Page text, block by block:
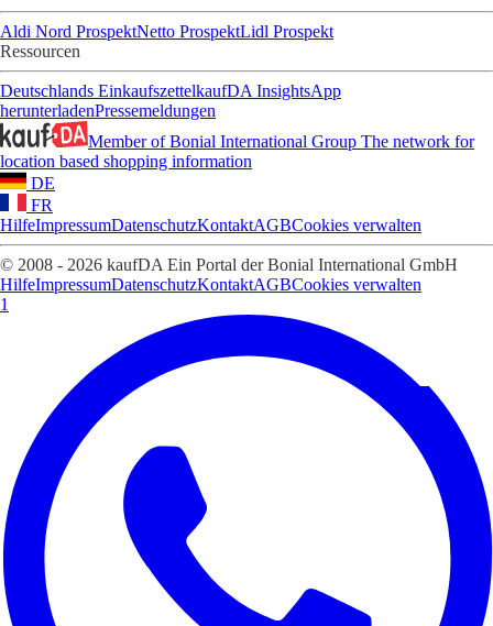
Aldi Nord ProspektNetto ProspektLidl Prospekt
Ressourcen
Deutschlands EinkaufszettelkaufDA InsightsApp
herunterladenPressemeldungen
Member of Bonial International Group The network for
location based shopping information
DE
FR
HilfeImpressumDatenschutzKontaktAGBCookies verwalten
© 2008 - 2026 kaufDA Ein Portal der Bonial International GmbH
HilfeImpressumDatenschutzKontaktAGBCookies verwalten
1